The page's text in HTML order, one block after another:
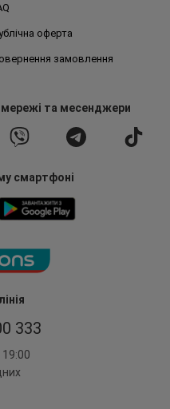
333
оферта
замовлення
та месенджери
смартфоні